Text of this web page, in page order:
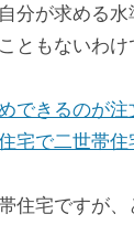
分が求める
ともないわけ
できるのが注
宅で二世帯住
住宅ですが